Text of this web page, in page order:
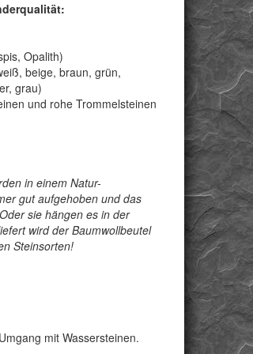
Opalith)
beige, braun, grün,
grau)
und rohe Trommelsteinen
in einem Natur-
gut aufgehoben und das
sie hängen es in der
wird der Baumwollbeutel
Steinsorten!
mit Wassersteinen.